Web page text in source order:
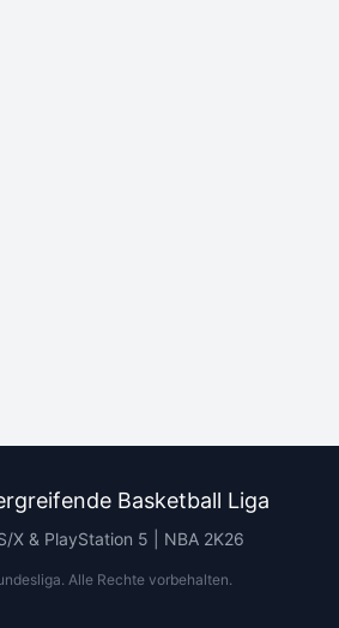
Basketball Liga
X & PlayStation 5 | NBA 2K26
Alle Rechte vorbehalten.